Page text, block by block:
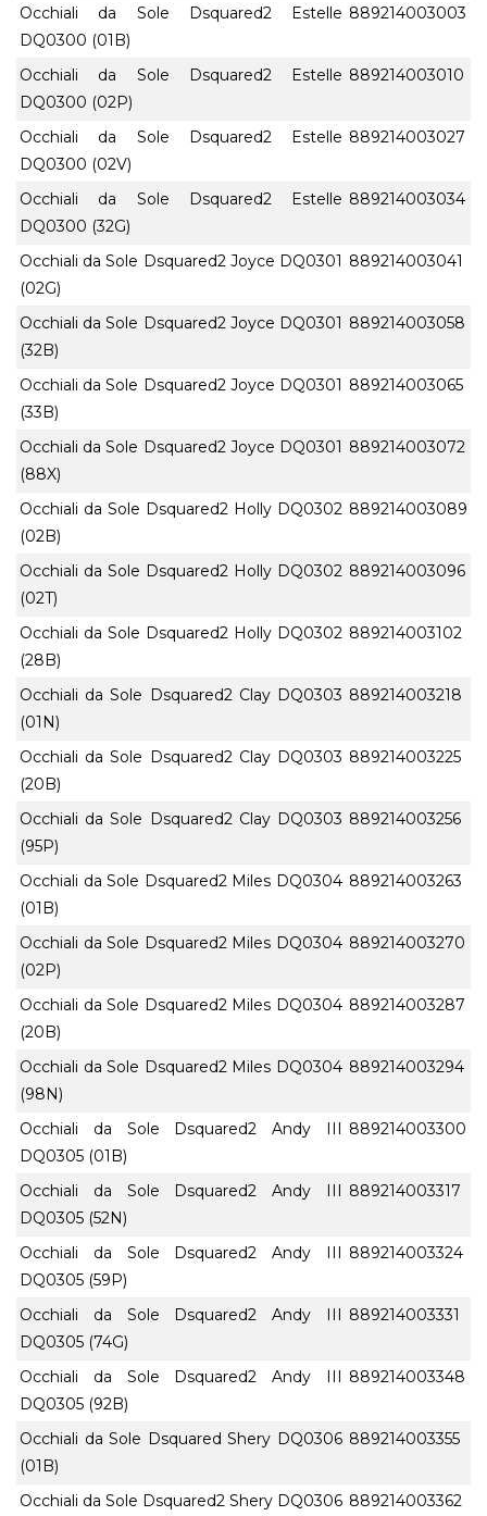
Occhiali da Sole Dsquared2 Estelle
DQ0300 (01B)
889214003003
Occhiali da Sole Dsquared2 Estelle
DQ0300 (02P)
889214003010
Occhiali da Sole Dsquared2 Estelle
DQ0300 (02V)
889214003027
Occhiali da Sole Dsquared2 Estelle
DQ0300 (32G)
889214003034
Occhiali da Sole Dsquared2 Joyce DQ0301
(02G)
889214003041
Occhiali da Sole Dsquared2 Joyce DQ0301
(32B)
889214003058
Occhiali da Sole Dsquared2 Joyce DQ0301
(33B)
889214003065
Occhiali da Sole Dsquared2 Joyce DQ0301
(88X)
889214003072
Occhiali da Sole Dsquared2 Holly DQ0302
(02B)
889214003089
Occhiali da Sole Dsquared2 Holly DQ0302
(02T)
889214003096
Occhiali da Sole Dsquared2 Holly DQ0302
(28B)
889214003102
Occhiali da Sole Dsquared2 Clay DQ0303
(01N)
889214003218
Occhiali da Sole Dsquared2 Clay DQ0303
(20B)
889214003225
Occhiali da Sole Dsquared2 Clay DQ0303
(95P)
889214003256
Occhiali da Sole Dsquared2 Miles DQ0304
(01B)
889214003263
Occhiali da Sole Dsquared2 Miles DQ0304
(02P)
889214003270
Occhiali da Sole Dsquared2 Miles DQ0304
(20B)
889214003287
Occhiali da Sole Dsquared2 Miles DQ0304
(98N)
889214003294
Occhiali da Sole Dsquared2 Andy III
DQ0305 (01B)
889214003300
Occhiali da Sole Dsquared2 Andy III
DQ0305 (52N)
889214003317
Occhiali da Sole Dsquared2 Andy III
DQ0305 (59P)
889214003324
Occhiali da Sole Dsquared2 Andy III
DQ0305 (74G)
889214003331
Occhiali da Sole Dsquared2 Andy III
DQ0305 (92B)
889214003348
Occhiali da Sole Dsquared Shery DQ0306
(01B)
889214003355
Occhiali da Sole Dsquared2 Shery DQ0306 889214003362